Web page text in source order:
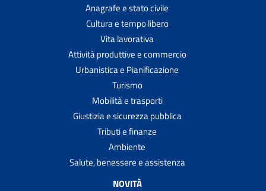
Anagrafe e stato civile
Cultura e tempo libero
Vita lavorativa
Attività produttive e commercio
Urbanistica e Pianificazione
Turismo
Mobilità e trasporti
Giustizia e sicurezza pubblica
Tributi e finanze
Ambiente
Salute, benessere e assistenza
NOVITÀ